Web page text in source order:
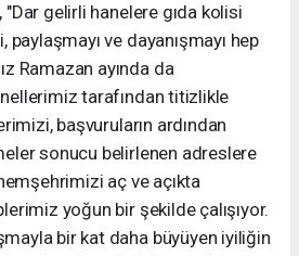
gelirli hanelere gıda kolisi
ve dayanışmayı hep
Ramazan ayında da
tarafından titizlikle
başvuruların ardından
sonucu belirlenen adreslere
aç ve açıkta
yoğun bir şekilde çalışıyor.
bir kat daha büyüyen iyiliğin